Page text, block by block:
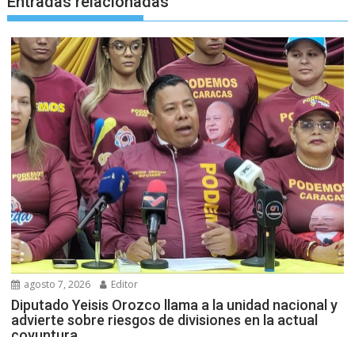
agosto 7, 2026 Editor
Diputado Yeisis Orozco llama a la unidad nacional y
advierte sobre riesgos de divisiones en la actual